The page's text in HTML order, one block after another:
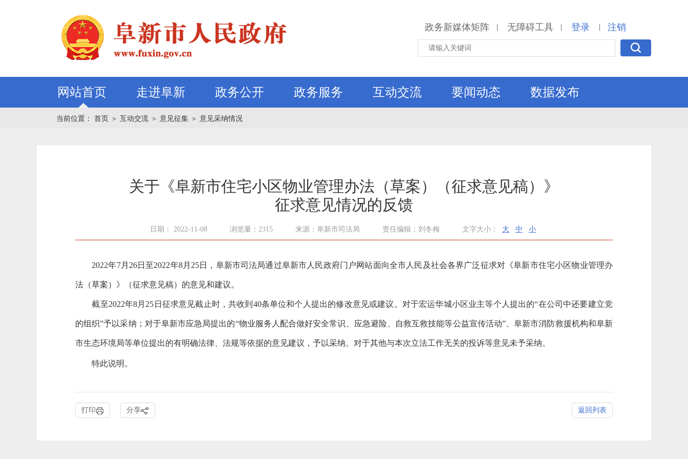
政务新媒体矩阵 | 无障碍工具 | 登录 | 注销
网站首页 走进阜新 政务公开 政务服务 互动交流 要闻动态 数据发布
当前位置： 首页 ＞ 互动交流 ＞ 意见征集 ＞ 意见采纳情况
关于《阜新市住宅小区物业管理办法（草案）（征求意见稿）》
征求意见情况的反馈
日期： 2022-11-08 浏览量：2315 来源：阜新市司法局 责任编辑：刘冬梅 文字大小： 大 中 小
2022年7月26日至2022年8月25日，阜新市司法局通过阜新市人民政府门户网站面向全市人民及社会各界广泛征求对《阜新市住宅小区物业管理办
法（草案）》（征求意见稿）的意见和建议。
截至2022年8月25日征求意见截止时，共收到40条单位和个人提出的修改意见或建议。对于宏运华城小区业主等个人提出的“在公司中还要建立党
的组织”予以采纳；对于阜新市应急局提出的“物业服务人配合做好安全常识、应急避险、自救互救技能等公益宣传活动”、阜新市消防救援机构和阜新
市生态环境局等单位提出的有明确法律、法规等依据的意见建议，予以采纳。对于其他与本次立法工作无关的投诉等意见未予采纳。
特此说明。
打印 分享 返回列表